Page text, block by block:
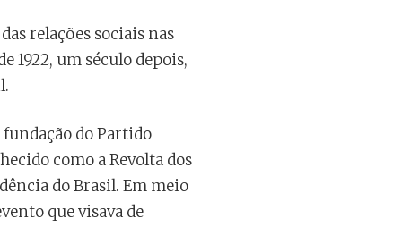
relações sociais nas
1922, um século depois,
do Partido
como a Revolta dos
do Brasil. Em meio
que visava de